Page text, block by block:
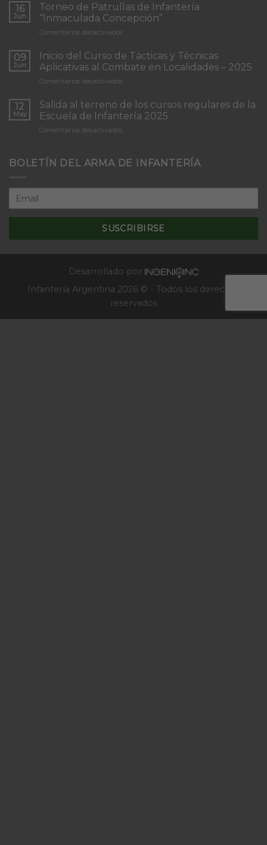
16
Jun
Torneo de Patrullas de Infantería
“Inmaculada Concepción”
Comentarios desactivados
Patrullas
de
Infantería
Concepción”
09
Jun
Inicio del Curso de Tácticas y Técnicas
Aplicativas al Combate en Localidades – 2025
Comentarios desactivados
del
Curso
de
Tácticas
Aplicativas
12
May
Salida al terreno de los cursos regulares de la
Escuela de Infantería 2025
Comentarios desactivados
terreno
cursos
de
Escuela
de
BOLETÍN DEL ARMA DE INFANTERÍA
Desarrollado por
Infantería Argentina 2026 © - Todos los derechos
reservados